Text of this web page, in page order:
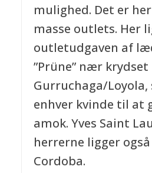
mulighed. Det er
masse outlets. Her
outletudgaven af
”Prüne” nær krydset
Gurruchaga/Loyola,
enhver kvinde til at
amok. Yves Saint
herrerne ligger
Cordoba.